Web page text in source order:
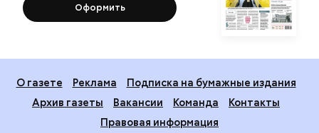
Оформить
О газете Реклама
Подписка на бумажные издания
Архив газеты
Вакансии Команда
Контакты
Правовая информация